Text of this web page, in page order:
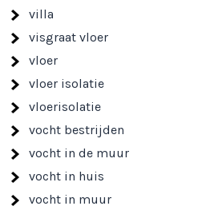
villa
visgraat vloer
vloer
vloer isolatie
vloerisolatie
vocht bestrijden
vocht in de muur
vocht in huis
vocht in muur